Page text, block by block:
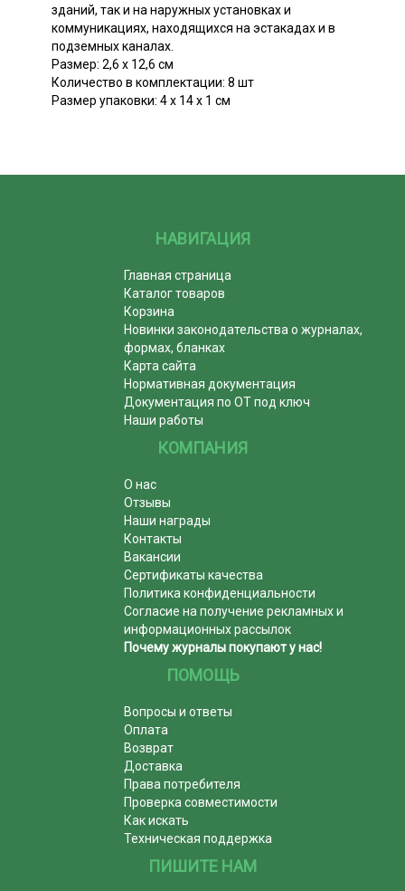
зданий, так и на наружных установках и
коммуникациях, находящихся на эстакадах и в
подземных каналах.
Размер: 2,6 х 12,6 см
Количество в комплектации: 8 шт
Размер упаковки: 4 х 14 х 1 см
НАВИГАЦИЯ
Главная страница
Каталог товаров
Корзина
Новинки законодательства о журналах,
формах, бланках
Карта сайта
Нормативная документация
Документация по ОТ под ключ
Наши работы
КОМПАНИЯ
О нас
Отзывы
Наши награды
Контакты
Вакансии
Сертификаты качества
Политика конфиденциальности
Согласие на получение рекламных и
информационных рассылок
Почему журналы покупают у нас!
ПОМОЩЬ
Вопросы и ответы
Оплата
Возврат
Доставка
Права потребителя
Проверка совместимости
Как искать
Техническая поддержка
ПИШИТЕ НАМ